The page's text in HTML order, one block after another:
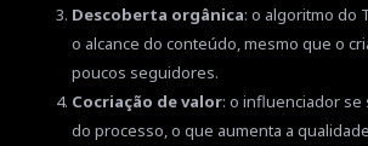
Descoberta orgânica: o algoritmo do
o alcance do conteúdo, mesmo que o
poucos seguidores.
Cocriação de valor: o influenciador se
do processo, o que aumenta a